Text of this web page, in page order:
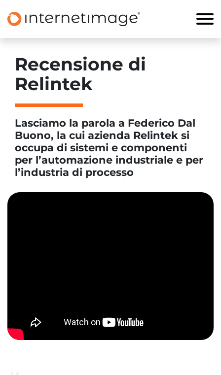
Recensione di
Relintek
Lasciamo la parola a Federico Dal
Buono, la cui azienda Relintek si
occupa di sistemi e componenti
per l’automazione industriale e per
l’industria di processo